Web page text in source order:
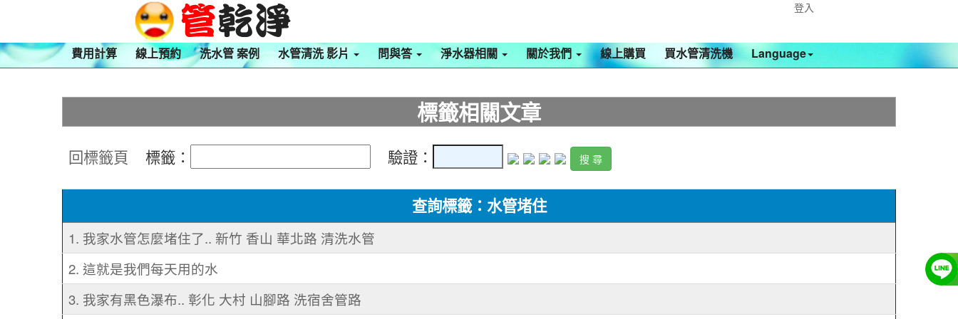
登入
費用計算 線上預約 洗水管 案例 水管清洗 影片 問與答 淨水器相關 關於我們 線上購買 買水管清洗機 Language
標籤相關文章
回標籤頁 標籤： 驗證：
查詢標籤：水管堵住
1. 我家水管怎麼堵住了.. 新竹 香山 華北路 清洗水管
2. 這就是我們每天用的水
3. 我家有黑色瀑布.. 彰化 大村 山腳路 洗宿舍管路